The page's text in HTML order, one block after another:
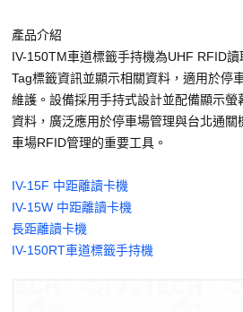
產品介紹
IV-150TM車道標籤手持機為UHF RFID
Tag標籤資訊並顯示相關資料，適用於停
維護。設備採用手持式設計並配備顯示螢
資料，廣泛應用於停車場管理與台北通
車場RFID管理的重要工具。
IV-15F 中距離讀卡機
IV-15W 中距離讀卡機
長距離讀卡機
IV-150RT車道標籤手持機